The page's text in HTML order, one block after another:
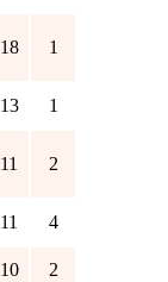
18 1
13 1
11 2
11 4
10 2